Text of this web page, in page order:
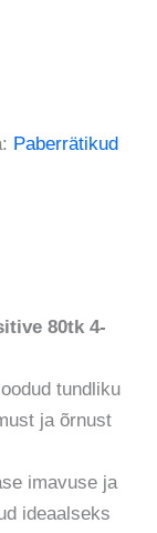
Paberrätikud
80tk 4-
tundliku
ja õrnust
imavuse ja
ideaalseks